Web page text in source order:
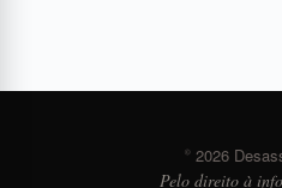
© 2026
Pelo direito à